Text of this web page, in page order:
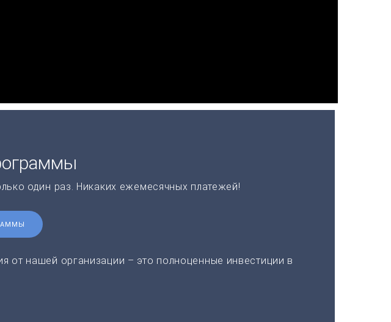
один раз. Никаких ежемесячных платежей!
от нашей организации – это полноценные инвестиции в